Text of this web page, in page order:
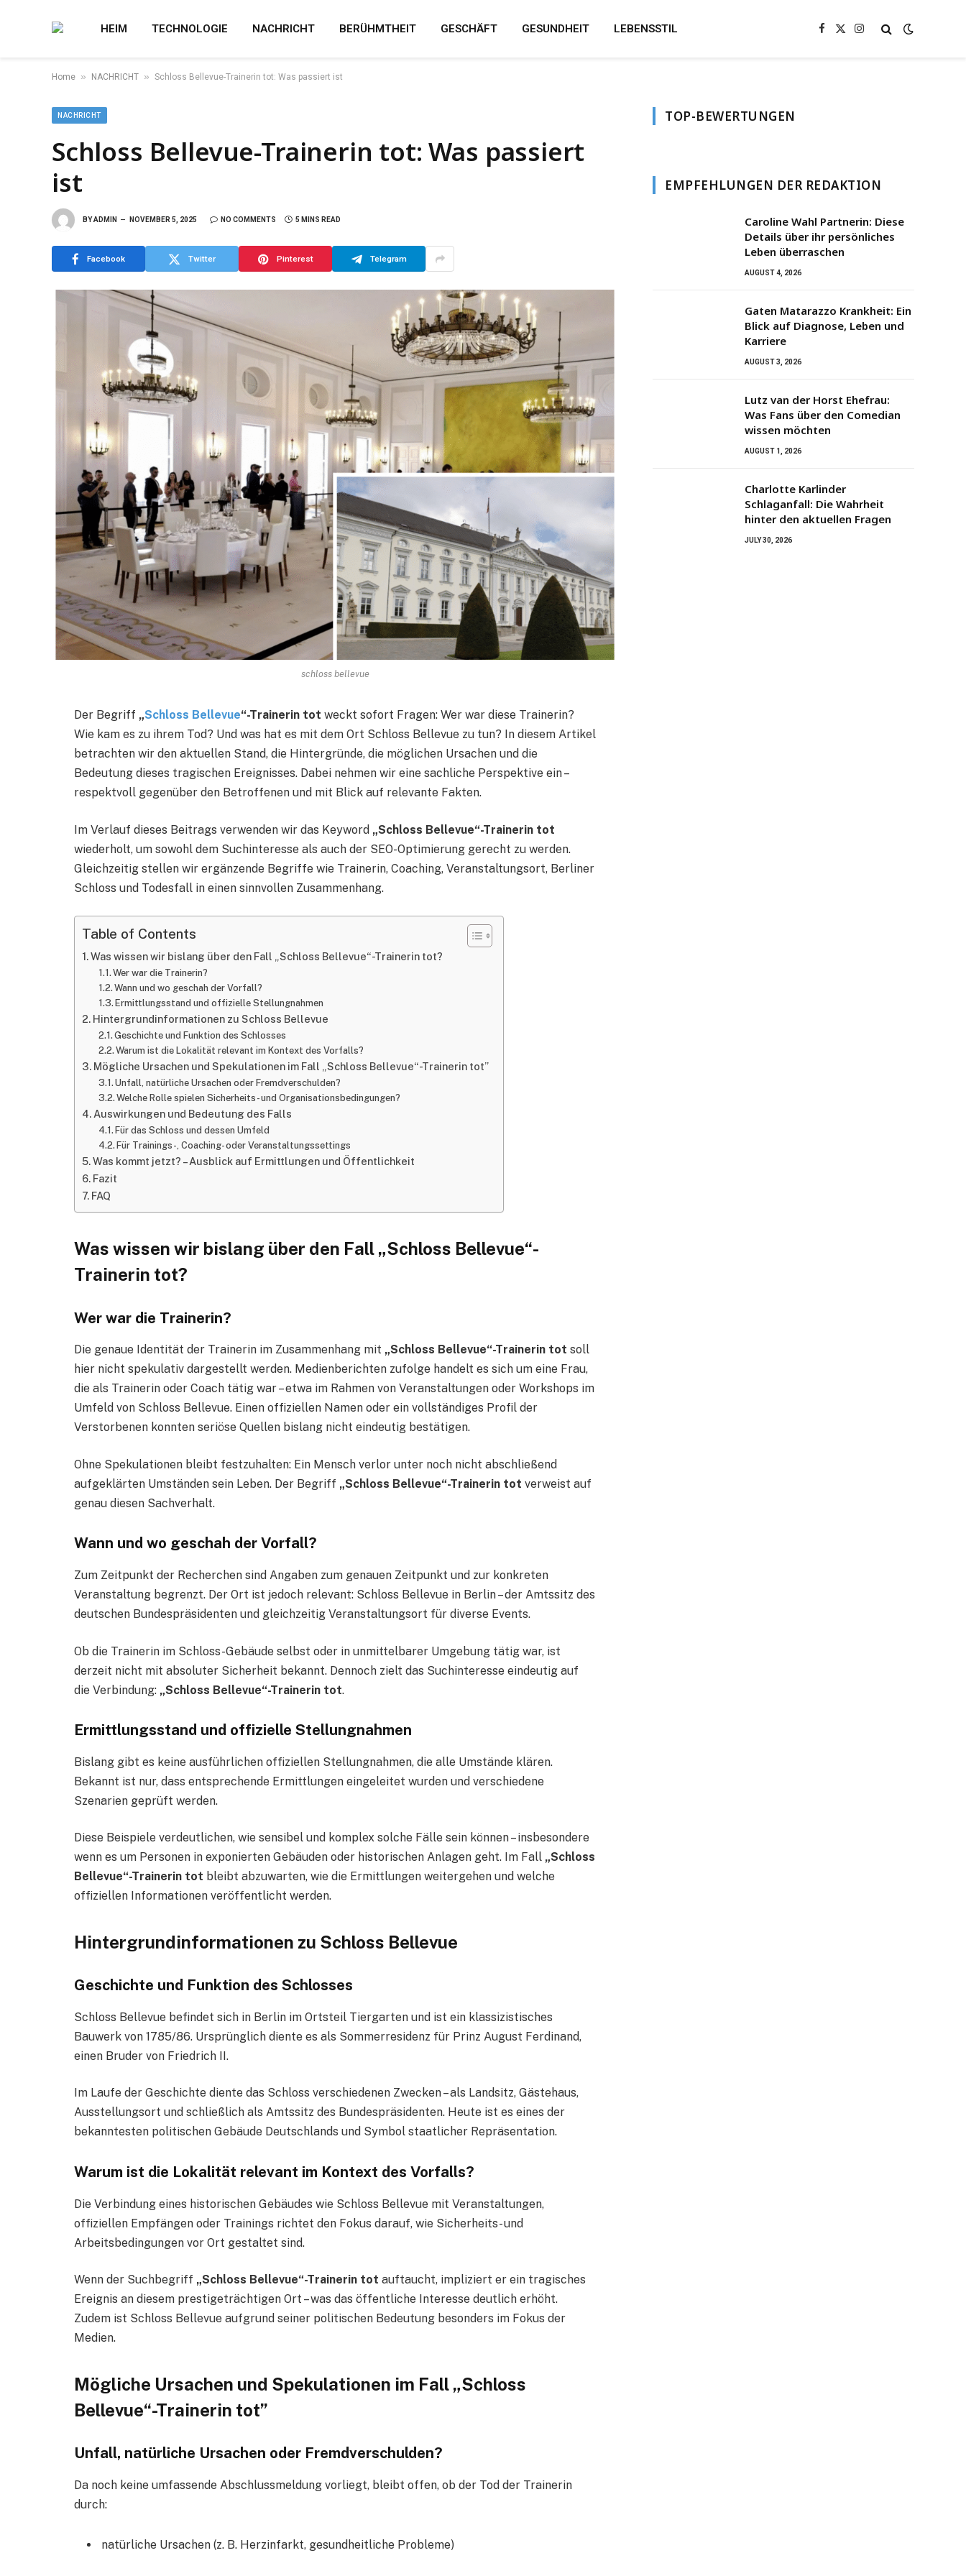
HEIM TECHNOLOGIE NACHRICHT BERÜHMTHEIT GESCHÄFT GESUNDHEIT LEBENSSTIL Facebook
X
Instagram
Home » NACHRICHT » Schloss Bellevue-Trainerin tot: Was passiert ist
NACHRICHT
Schloss Bellevue-Trainerin tot: Was passiert
ist
BYADMIN NOVEMBER 5, 2025 NO COMMENTS 5 MINS READ
Facebook Twitter Pinterest Telegram
schloss bellevue
Der Begriff „Schloss Bellevue“-Trainerin tot weckt sofort Fragen: Wer war diese Trainerin?
Wie kam es zu ihrem Tod? Und was hat es mit dem Ort Schloss Bellevue zu tun? In diesem Artikel
betrachten wir den aktuellen Stand, die Hintergründe, die möglichen Ursachen und die
Bedeutung dieses tragischen Ereignisses. Dabei nehmen wir eine sachliche Perspektive ein –
respektvoll gegenüber den Betroffenen und mit Blick auf relevante Fakten.
Im Verlauf dieses Beitrags verwenden wir das Keyword „Schloss Bellevue“-Trainerin tot
wiederholt, um sowohl dem Suchinteresse als auch der SEO-Optimierung gerecht zu werden.
Gleichzeitig stellen wir ergänzende Begriffe wie Trainerin, Coaching, Veranstaltungsort, Berliner
Schloss und Todesfall in einen sinnvollen Zusammenhang.
Table of Contents
Was wissen wir bislang über den Fall „Schloss Bellevue“-Trainerin tot?
Wer war die Trainerin?
Wann und wo geschah der Vorfall?
Ermittlungsstand und offizielle Stellungnahmen
Hintergrundinformationen zu Schloss Bellevue
Geschichte und Funktion des Schlosses
Warum ist die Lokalität relevant im Kontext des Vorfalls?
Mögliche Ursachen und Spekulationen im Fall „Schloss Bellevue“-Trainerin tot”
Unfall, natürliche Ursachen oder Fremdverschulden?
Welche Rolle spielen Sicherheits- und Organisationsbedingungen?
Auswirkungen und Bedeutung des Falls
Für das Schloss und dessen Umfeld
Für Trainings-, Coaching- oder Veranstaltungssettings
Was kommt jetzt? – Ausblick auf Ermittlungen und Öffentlichkeit
Fazit
FAQ
Was wissen wir bislang über den Fall „Schloss Bellevue“-
Trainerin tot?
Wer war die Trainerin?
Die genaue Identität der Trainerin im Zusammenhang mit „Schloss Bellevue“-Trainerin tot soll
hier nicht spekulativ dargestellt werden. Medienberichten zufolge handelt es sich um eine Frau,
die als Trainerin oder Coach tätig war – etwa im Rahmen von Veranstaltungen oder Workshops im
Umfeld von Schloss Bellevue. Einen offiziellen Namen oder ein vollständiges Profil der
Verstorbenen konnten seriöse Quellen bislang nicht eindeutig bestätigen.
Ohne Spekulationen bleibt festzuhalten: Ein Mensch verlor unter noch nicht abschließend
aufgeklärten Umständen sein Leben. Der Begriff „Schloss Bellevue“-Trainerin tot verweist auf
genau diesen Sachverhalt.
Wann und wo geschah der Vorfall?
Zum Zeitpunkt der Recherchen sind Angaben zum genauen Zeitpunkt und zur konkreten
Veranstaltung begrenzt. Der Ort ist jedoch relevant: Schloss Bellevue in Berlin – der Amtssitz des
deutschen Bundespräsidenten und gleichzeitig Veranstaltungsort für diverse Events.
Ob die Trainerin im Schloss-Gebäude selbst oder in unmittelbarer Umgebung tätig war, ist
derzeit nicht mit absoluter Sicherheit bekannt. Dennoch zielt das Suchinteresse eindeutig auf
die Verbindung: „Schloss Bellevue“-Trainerin tot.
Ermittlungsstand und offizielle Stellungnahmen
Bislang gibt es keine ausführlichen offiziellen Stellungnahmen, die alle Umstände klären.
Bekannt ist nur, dass entsprechende Ermittlungen eingeleitet wurden und verschiedene
Szenarien geprüft werden.
Diese Beispiele verdeutlichen, wie sensibel und komplex solche Fälle sein können – insbesondere
wenn es um Personen in exponierten Gebäuden oder historischen Anlagen geht. Im Fall „Schloss
Bellevue“-Trainerin tot bleibt abzuwarten, wie die Ermittlungen weitergehen und welche
offiziellen Informationen veröffentlicht werden.
Hintergrundinformationen zu Schloss Bellevue
Geschichte und Funktion des Schlosses
Schloss Bellevue befindet sich in Berlin im Ortsteil Tiergarten und ist ein klassizistisches
Bauwerk von 1785/86. Ursprünglich diente es als Sommerresidenz für Prinz August Ferdinand,
einen Bruder von Friedrich II.
Im Laufe der Geschichte diente das Schloss verschiedenen Zwecken – als Landsitz, Gästehaus,
Ausstellungsort und schließlich als Amtssitz des Bundespräsidenten. Heute ist es eines der
bekanntesten politischen Gebäude Deutschlands und Symbol staatlicher Repräsentation.
Warum ist die Lokalität relevant im Kontext des Vorfalls?
Die Verbindung eines historischen Gebäudes wie Schloss Bellevue mit Veranstaltungen,
offiziellen Empfängen oder Trainings richtet den Fokus darauf, wie Sicherheits- und
Arbeitsbedingungen vor Ort gestaltet sind.
Wenn der Suchbegriff „Schloss Bellevue“-Trainerin tot auftaucht, impliziert er ein tragisches
Ereignis an diesem prestigeträchtigen Ort – was das öffentliche Interesse deutlich erhöht.
Zudem ist Schloss Bellevue aufgrund seiner politischen Bedeutung besonders im Fokus der
Medien.
Mögliche Ursachen und Spekulationen im Fall „Schloss
Bellevue“-Trainerin tot”
Unfall, natürliche Ursachen oder Fremdverschulden?
Da noch keine umfassende Abschlussmeldung vorliegt, bleibt offen, ob der Tod der Trainerin
durch:
natürliche Ursachen (z. B. Herzinfarkt, gesundheitliche Probleme)
TOP-BEWERTUNGEN
EMPFEHLUNGEN DER REDAKTION
Caroline Wahl Partnerin: Diese
Details über ihr persönliches
Leben überraschen
AUGUST 4, 2026
Gaten Matarazzo Krankheit: Ein
Blick auf Diagnose, Leben und
Karriere
AUGUST 3, 2026
Lutz van der Horst Ehefrau:
Was Fans über den Comedian
wissen möchten
AUGUST 1, 2026
Charlotte Karlinder
Schlaganfall: Die Wahrheit
hinter den aktuellen Fragen
JULY 30, 2026